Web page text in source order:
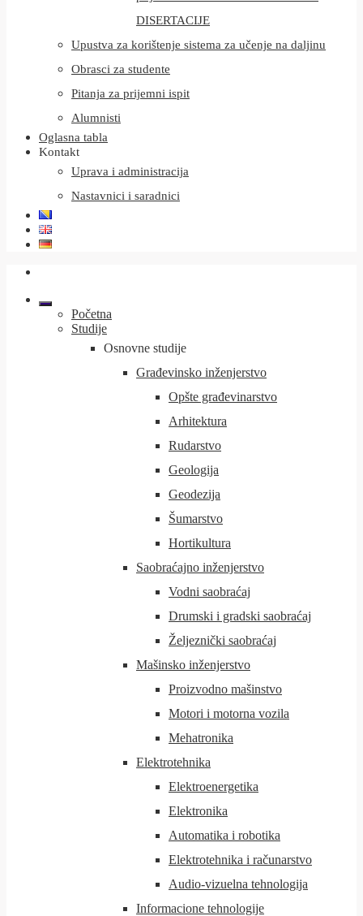
DISERTACIJE
Upustva za korištenje sistema za učenje na daljinu
Obrasci za studente
Pitanja za prijemni ispit
Alumnisti
Oglasna tabla
Kontakt
Uprava i administracija
Nastavnici i saradnici
Početna
Studije
Osnovne studije
Građevinsko inženjerstvo
Opšte građevinarstvo
Arhitektura
Rudarstvo
Geologija
Geodezija
Šumarstvo
Hortikultura
Saobraćajno inženjerstvo
Vodni saobraćaj
Drumski i gradski saobraćaj
Željeznički saobraćaj
Mašinsko inženjerstvo
Proizvodno mašinstvo
Motori i motorna vozila
Mehatronika
Elektrotehnika
Elektroenergetika
Elektronika
Automatika i robotika
Elektrotehnika i računarstvo
Audio-vizuelna tehnologija
Informacione tehnologije